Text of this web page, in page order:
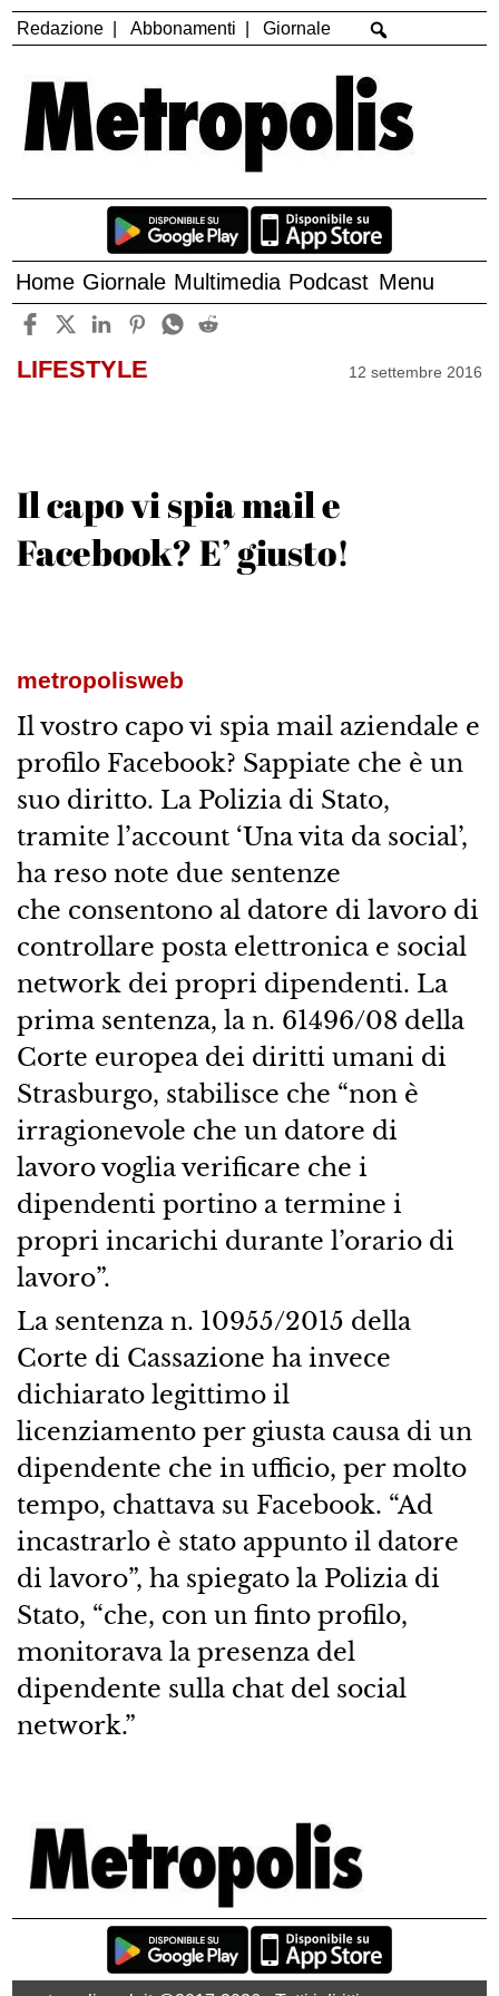
Redazione Abbonamenti Giornale
Home Giornale Multimedia Podcast Menu
LIFESTYLE 12 settembre 2016
Il capo vi spia mail e
Facebook? E’ giusto!
metropolisweb
Il vostro capo vi spia mail aziendale e
profilo Facebook? Sappiate che è un
suo diritto. La Polizia di Stato,
tramite l’account ‘Una vita da social’,
ha reso note due sentenze
che consentono al datore di lavoro di
controllare posta elettronica e social
network dei propri dipendenti. La
prima sentenza, la n. 61496/08 della
Corte europea dei diritti umani di
Strasburgo, stabilisce che “non è
irragionevole che un datore di
lavoro voglia verificare che i
dipendenti portino a termine i
propri incarichi durante l’orario di
lavoro”.
La sentenza n. 10955/2015 della
Corte di Cassazione ha invece
dichiarato legittimo il
licenziamento per giusta causa di un
dipendente che in ufficio, per molto
tempo, chattava su Facebook. “Ad
incastrarlo è stato appunto il datore
di lavoro”, ha spiegato la Polizia di
Stato, “che, con un finto profilo,
monitorava la presenza del
dipendente sulla chat del social
network.”